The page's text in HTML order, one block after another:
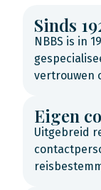
Sinds
NBBS is in
vertrouwen
Eigen
Uitgebreid